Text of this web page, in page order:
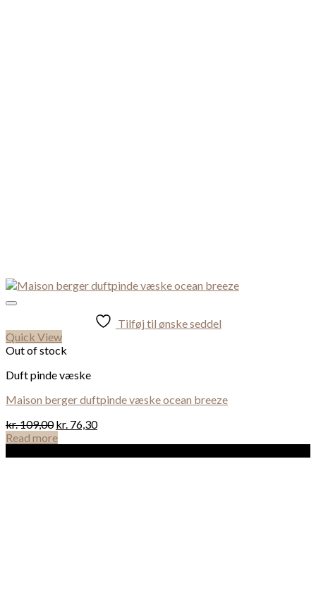
Tilføj til ønske seddel
Quick View
Out of stock
Duft pinde væske
Maison berger duftpinde væske ocean breeze
kr.109,00 kr. 76,30
Read more